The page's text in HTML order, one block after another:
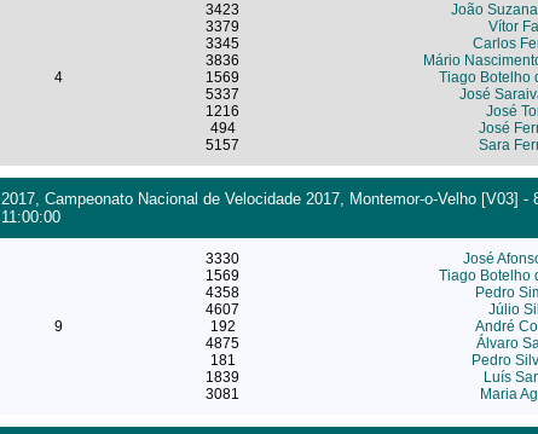
4
3423
3379
3345
3836
1569
5337
1216
494
5157
João
Vítor
Carlos
Mário
Tiago Botelho
José
José
José
Sara
2017, Campeonato Nacional de Velocidade 2017, Montemor-o-Velho [V03]
11:00:00
9
3330
1569
4358
4607
192
4875
181
1839
3081
José
Tiago Botelho
Pedro
Júlio
André
Álvaro
Pedro
Luís
Maria